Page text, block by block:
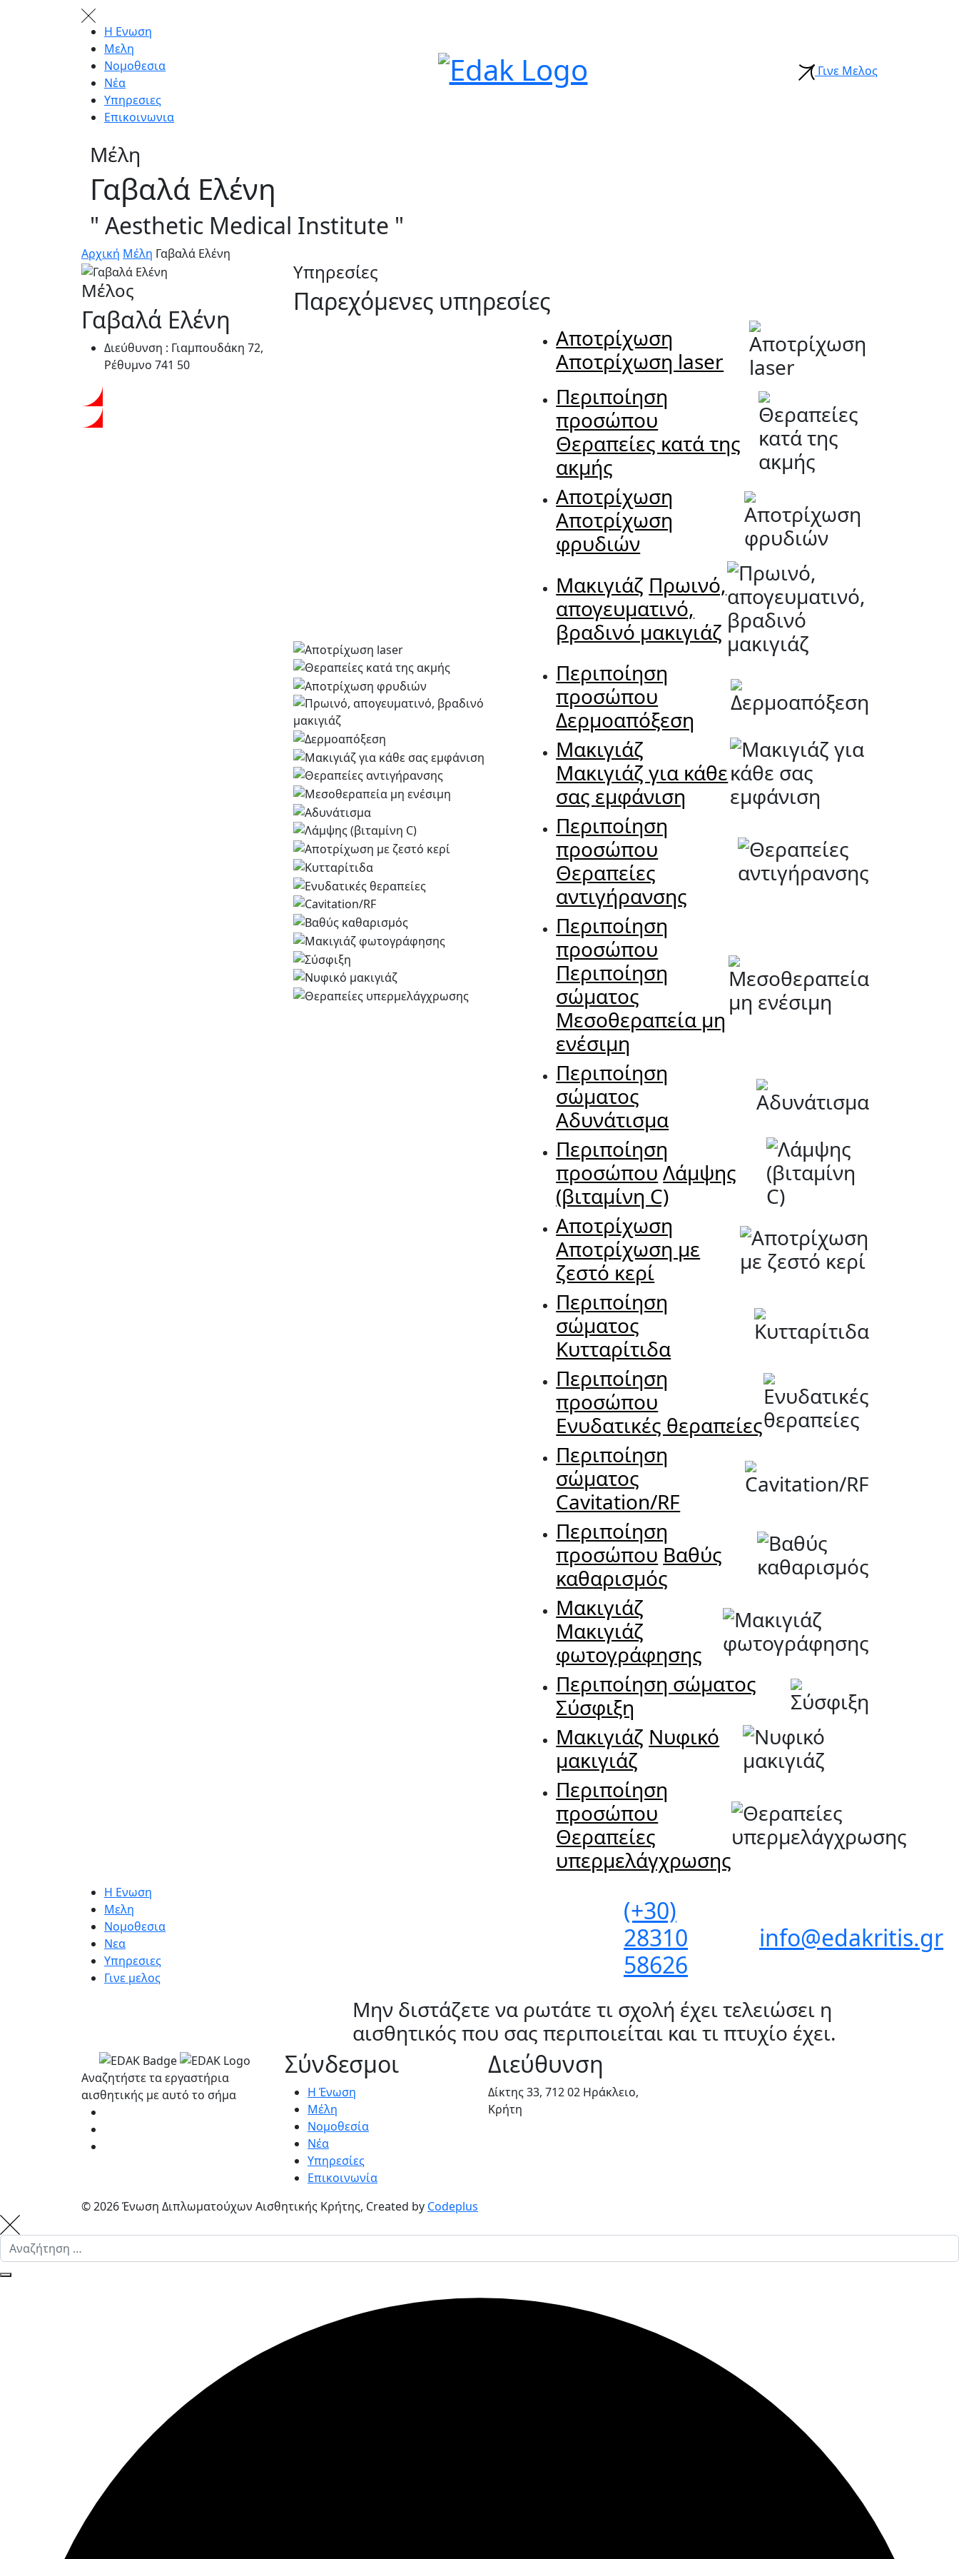
Η Ενωση
Μελη
Νομοθεσια
Νέα
Υπηρεσιες
Επικοινωνια
Γινε Μελος
Μέλη
Γαβαλά Ελένη
" Aesthetic Μedical Ιnstitute "
Αρχική Μέλη Γαβαλά Ελένη
Μέλος
Γαβαλά Ελένη
Διεύθυνση : Γιαμπουδάκη 72,
Ρέθυμνο 741 50
Υπηρεσίες
Παρεχόμενες υπηρεσίες
Αποτρίχωση
Αποτρίχωση laser
Περιποίηση
προσώπου
Θεραπείες κατά της
ακμής
Αποτρίχωση
Αποτρίχωση
φρυδιών
Μακιγιάζ Πρωινό,
απογευματινό,
βραδινό μακιγιάζ
Περιποίηση
προσώπου
Δερμοαπόξεση
Μακιγιάζ
Μακιγιάζ για κάθε
σας εμφάνιση
Περιποίηση
προσώπου
Θεραπείες
αντιγήρανσης
Περιποίηση
προσώπου
Περιποίηση
σώματος
Μεσοθεραπεία μη
ενέσιμη
Περιποίηση
σώματος
Αδυνάτισμα
Περιποίηση
προσώπου Λάμψης
(βιταμίνη C)
Αποτρίχωση
Αποτρίχωση με
ζεστό κερί
Περιποίηση
σώματος
Κυτταρίτιδα
Περιποίηση
προσώπου
Ενυδατικές θεραπείες
Περιποίηση
σώματος
Cavitation/RF
Περιποίηση
προσώπου Βαθύς
καθαρισμός
Μακιγιάζ
Μακιγιάζ
φωτογράφησης
Περιποίηση σώματος
Σύσφιξη
Μακιγιάζ Νυφικό
μακιγιάζ
Περιποίηση
προσώπου
Θεραπείες
υπερμελάγχρωσης
Η Ενωση
Μελη
Νομοθεσια
Νεα
Υπηρεσιες
Γινε μελος
(+30)
28310
58626
info@edakritis.gr
Μην διστάζετε να ρωτάτε τι σχολή έχει τελειώσει η
αισθητικός που σας περιποιείται και τι πτυχίο έχει.
Αναζητήστε τα εργαστήρια
αισθητικής με αυτό το σήμα
Σύνδεσμοι
Η Ένωση
Μέλη
Νομοθεσία
Νέα
Υπηρεσίες
Επικοινωνία
Διεύθυνση
Δίκτης 33, 712 02 Ηράκλειο,
Κρήτη
© 2026 Ένωση Διπλωματούχων Αισθητικής Κρήτης, Created by Codeplus